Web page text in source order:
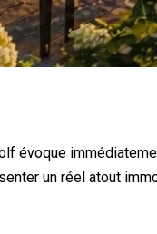
évoque
un réel atout